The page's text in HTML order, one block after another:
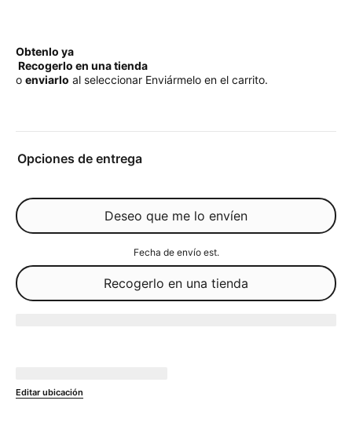
Obtenlo ya
Recogerlo en una tienda
o enviarlo al seleccionar Enviármelo en el carrito.
Opciones de entrega
Deseo que me lo envíen
Fecha de envío est.
Recogerlo en una tienda
Editar ubicación